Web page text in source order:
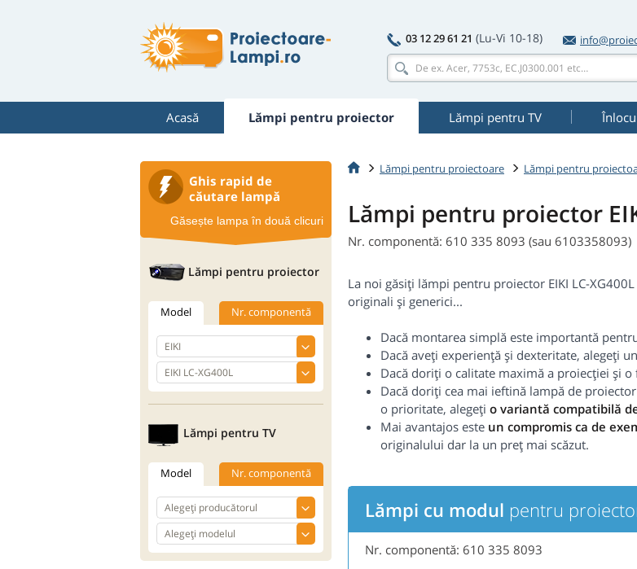
03 12 29 61 21 (Lu-Vi 10-18)
Acasă Lămpi pentru proiector Lămpi pentru TV
Lămpi pentru proiectoare Lămpi pentru
Lămpi pentru proiector
Nr. componentă: 610 335 8093 (sau 6103358093)
La noi găsiți lămpi pentru proiector EIKI LC-
originali și generici...
Dacă montarea simplă este importantă
Dacă aveți experiență și dexteritate, alegeți un
Dacă doriți o calitate maximă a proiecției și
Dacă doriți cea mai ieftină lampă de
o prioritate, alegeți o variantă compatibilă
Mai avantajos este un compromis ca de
originalului dar la un preț mai scăzut.
Lămpi cu modul pentru
Nr. componentă: 610 335 8093
Ghis rapid de
căutare lampă
Găsește lampa în două clicuri
Lămpi pentru proiector
Model Nr. componentă
Lămpi pentru TV
Model Nr. componentă